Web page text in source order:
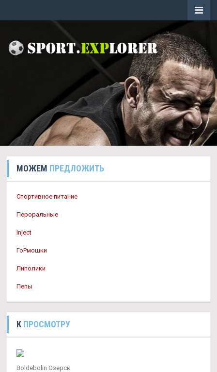
МОЖЕМ ПРЕДЛОЖИТЬ
Спортивное питание
Пероральные
Inject
ГоРмошки
Липолики
Пепы
К ПРОСМОТРУ
Boldebolin Озерск